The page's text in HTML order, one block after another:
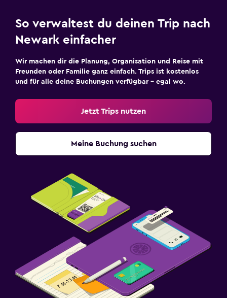
So verwaltest du deinen Trip nach
Newark einfacher
Wir machen dir die Planung, Organisation und Reise mit
Freunden oder Familie ganz einfach. Trips ist kostenlos
und für alle deine Buchungen verfügbar – egal wo.
Jetzt Trips nutzen
Meine Buchung suchen